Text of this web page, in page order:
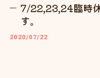
7/22,23,24臨時
す。
2020/07/22